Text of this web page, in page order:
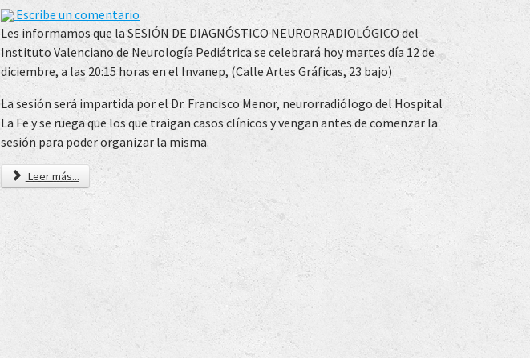
Escribe un comentario
Les informamos que la SESIÓN DE DIAGNÓSTICO NEURORRADIOLÓGICO del
Instituto Valenciano de Neurología Pediátrica se celebrará hoy martes día 12 de
diciembre, a las 20:15 horas en el Invanep, (Calle Artes Gráficas, 23 bajo)
La sesión será impartida por el Dr. Francisco Menor, neurorradiólogo del Hospital
La Fe y se ruega que los que traigan casos clínicos y vengan antes de comenzar la
sesión para poder organizar la misma.
Leer más...